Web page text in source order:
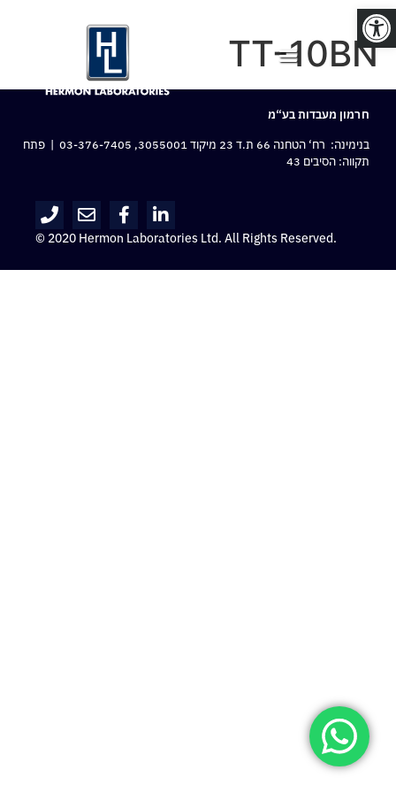
פתח סרגל נגישות
TT-10BN
חרמון מעבדות בע“מ
בנימינה: רח‘ הטחנה 66 ת.ד 23 מיקוד 3055001,
03-376-7405 | פתח
תקווה: הסיבים 43
© 2020 Hermon Laboratories Ltd. All Rights Reserved.